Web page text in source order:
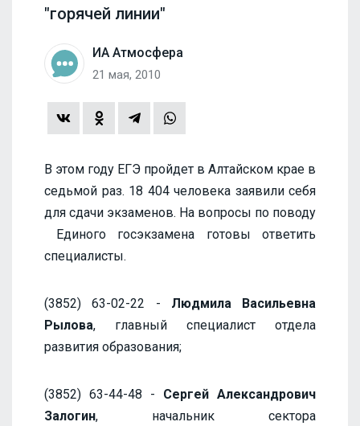
"горячей линии"
ИА Атмосфера
21 мая, 2010
В этом году ЕГЭ пройдет в Алтайском крае в
седьмой раз. 18 404 человека заявили себя
для сдачи экзаменов. На вопросы по поводу
Единого госэкзамена готовы ответить
специалисты.
(3852) 63-02-22 - Людмила Васильевна
Рылова, главный специалист отдела
развития образования;
(3852) 63-44-48 - Сергей Александрович
Залогин, начальник сектора